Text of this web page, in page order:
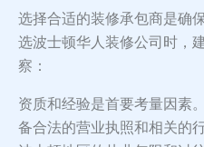
选择合适的装修承包商是确
选波士顿华人装修公司时，
察：
资质和经验是首要考量因素
备合法的营业执照和相关的